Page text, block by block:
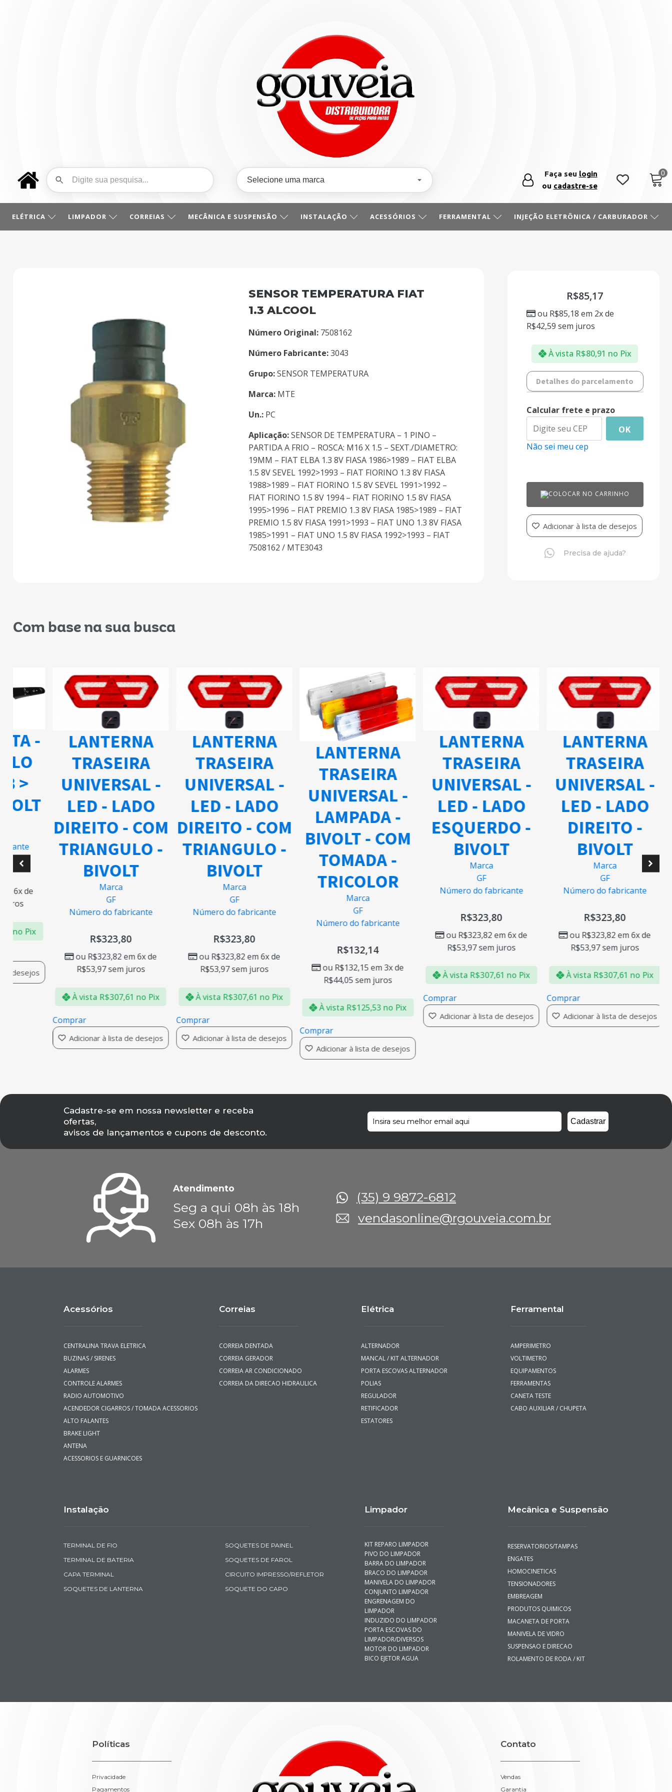
Faça seu login
ou cadastre-se
ELÉTRICA LIMPADOR CORREIAS MECÂNICA E SUSPENSÃO INSTALAÇÃO ACESSÓRIOS FERRAMENTAL INJEÇÃO ELETRÔNICA / CARBURADOR
SENSOR TEMPERATURA FIAT
1.3 ALCOOL
Número Original: 7508162
Número Fabricante:3043
Grupo:SENSOR TEMPERATURA
Marca: MTE
Un.: PC
Aplicação:SENSOR DE TEMPERATURA – 1 PINO –
PARTIDA A FRIO – ROSCA: M16 X 1.5 – SEXT./DIAMETRO:
19MM – FIAT ELBA 1.3 8V FIASA 1986>1989 – FIAT ELBA
1.5 8V SEVEL 1992>1993 – FIAT FIORINO 1.3 8V FIASA
1988>1989 – FIAT FIORINO 1.5 8V SEVEL 1991>1992 –
FIAT FIORINO 1.5 8V 1994 – FIAT FIORINO 1.5 8V FIASA
1995>1996 – FIAT PREMIO 1.3 8V FIASA 1985>1989 – FIAT
PREMIO 1.5 8V FIASA 1991>1993 – FIAT UNO 1.3 8V FIASA
1985>1991 – FIAT UNO 1.5 8V FIASA 1992>1993 – FIAT
7508162 / MTE3043
R$85,17
ou R$85,18 em 2x de
R$42,59 sem juros
À vista R$80,91 no Pix
Detalhes do parcelamento
Calcular frete e prazo
OK
Não sei meu cep
COLOCAR NO CARRINHO
Adicionar à lista de desejos
Precisa de ajuda?
Com base na sua busca
-
>
6x de
no Pix
desejos
LANTERNA
TRASEIRA
UNIVERSAL -
LED - LADO
DIREITO - COM
TRIANGULO -
BIVOLT
Marca
GF
Número do fabricante
R$323,80
ouR$323,82em 6x de
R$53,97sem juros
À vistaR$307,61no Pix
Comprar
Adicionar à lista de desejos
LANTERNA
TRASEIRA
UNIVERSAL -
LED - LADO
DIREITO - COM
TRIANGULO -
BIVOLT
Marca
GF
Número do fabricante
R$323,80
ouR$323,82em 6x de
R$53,97sem juros
À vistaR$307,61no Pix
Comprar
Adicionar à lista de desejos
LANTERNA
TRASEIRA
UNIVERSAL -
LAMPADA -
BIVOLT - COM
TOMADA -
TRICOLOR
Marca
GF
Número do fabricante
R$132,14
ouR$132,15em 3x de
R$44,05sem juros
À vistaR$125,53no Pix
Comprar
Adicionar à lista de desejos
LANTERNA
TRASEIRA
UNIVERSAL -
LED - LADO
ESQUERDO -
BIVOLT
Marca
GF
Número do fabricante
R$323,80
ouR$323,82em 6x de
R$53,97sem juros
À vistaR$307,61no Pix
Comprar
Adicionar à lista de desejos
LANTERNA
TRASEIRA
UNIVERSAL -
LED - LADO
DIREITO -
BIVOLT
Marca
GF
Número do fabricante
R$323,80
ouR$323,82em 6x de
R$53,97sem juros
À vistaR$307,61no Pix
Comprar
Adicionar à lista de desejos
Cadastre-se em nossa newsletter e receba
ofertas,
avisos de lançamentos e cupons de desconto.
Atendimento
Seg a qui 08h às 18h
Sex 08h às 17h
(35) 9 9872-6812
vendasonline@rgouveia.com.br
Acessórios
CENTRALINA TRAVA ELETRICA
BUZINAS / SIRENES
ALARMES
CONTROLE ALARMES
RADIO AUTOMOTIVO
ACENDEDOR CIGARROS / TOMADA ACESSORIOS
ALTO FALANTES
BRAKE LIGHT
ANTENA
ACESSORIOS E GUARNICOES
Correias
CORREIA DENTADA
CORREIA GERADOR
CORREIA AR CONDICIONADO
CORREIA DA DIRECAO HIDRAULICA
Elétrica
ALTERNADOR
MANCAL / KIT ALTERNADOR
PORTA ESCOVAS ALTERNADOR
POLIAS
REGULADOR
RETIFICADOR
ESTATORES
Ferramental
AMPERIMETRO
VOLTIMETRO
EQUIPAMENTOS
FERRAMENTAS
CANETA TESTE
CABO AUXILIAR / CHUPETA
Instalação
TERMINAL DE FIO
TERMINAL DE BATERIA
CAPA TERMINAL
SOQUETES DE LANTERNA
SOQUETES DE PAINEL
SOQUETES DE FAROL
CIRCUITO IMPRESSO/REFLETOR
SOQUETE DO CAPO
Limpador
KIT REPARO LIMPADOR
PIVO DO LIMPADOR
BARRA DO LIMPADOR
BRACO DO LIMPADOR
MANIVELA DO LIMPADOR
CONJUNTO LIMPADOR
ENGRENAGEM DO
LIMPADOR
INDUZIDO DO LIMPADOR
PORTA ESCOVAS DO
LIMPADOR/DIVERSOS
MOTOR DO LIMPADOR
BICO EJETOR AGUA
Mecânica e Suspensão
RESERVATORIOS/TAMPAS
ENGATES
HOMOCINETICAS
TENSIONADORES
EMBREAGEM
PRODUTOS QUIMICOS
MACANETA DE PORTA
MANIVELA DE VIDRO
SUSPENSAO E DIRECAO
ROLAMENTO DE RODA / KIT
Políticas
Privacidade
Pagamentos
Contato
Vendas
Garantia